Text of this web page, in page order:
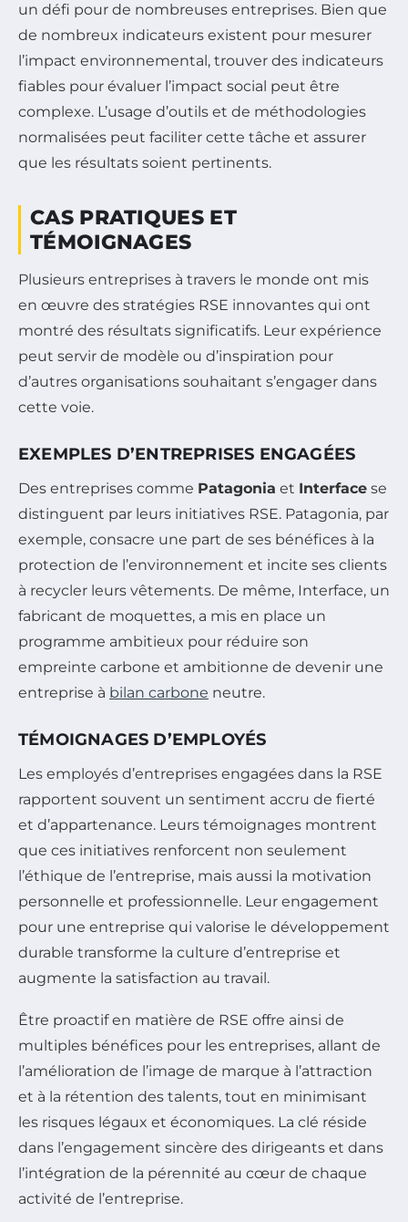
un défi pour de nombreuses entreprises. Bien que
de nombreux indicateurs existent pour mesurer
l’impact environnemental, trouver des indicateurs
fiables pour évaluer l’impact social peut être
complexe. L’usage d’outils et de méthodologies
normalisées peut faciliter cette tâche et assurer
que les résultats soient pertinents.
CAS PRATIQUES ET
TÉMOIGNAGES
Plusieurs entreprises à travers le monde ont mis
en œuvre des stratégies RSE innovantes qui ont
montré des résultats significatifs. Leur expérience
peut servir de modèle ou d’inspiration pour
d’autres organisations souhaitant s’engager dans
cette voie.
EXEMPLES D’ENTREPRISES ENGAGÉES
Des entreprises comme Patagonia et Interface se
distinguent par leurs initiatives RSE. Patagonia, par
exemple, consacre une part de ses bénéfices à la
protection de l’environnement et incite ses clients
à recycler leurs vêtements. De même, Interface, un
fabricant de moquettes, a mis en place un
programme ambitieux pour réduire son
empreinte carbone et ambitionne de devenir une
entreprise à bilan carbone neutre.
TÉMOIGNAGES D’EMPLOYÉS
Les employés d’entreprises engagées dans la RSE
rapportent souvent un sentiment accru de fierté
et d’appartenance. Leurs témoignages montrent
que ces initiatives renforcent non seulement
l’éthique de l’entreprise, mais aussi la motivation
personnelle et professionnelle. Leur engagement
pour une entreprise qui valorise le développement
durable transforme la culture d’entreprise et
augmente la satisfaction au travail.
Être proactif en matière de RSE offre ainsi de
multiples bénéfices pour les entreprises, allant de
l’amélioration de l’image de marque à l’attraction
et à la rétention des talents, tout en minimisant
les risques légaux et économiques. La clé réside
dans l’engagement sincère des dirigeants et dans
l’intégration de la pérennité au cœur de chaque
activité de l’entreprise.